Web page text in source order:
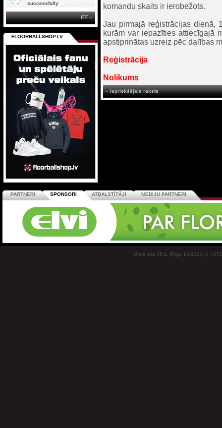
komandu skaits ir ierobežots.
Jau pirmajā reģistrācijas dienā,
kurām var iepazīties attiecīgajā
apstiprinātas uzreiz pēc dalības
Reģistrācija
Nolikums
« Iepriekšējais raksts
successfully
IFF »
FLOORBALLSHOP.LV
PARTNERI SPONSORI ATBALSTĪTĀJI MEDIJU PARTNERI
Miera iela 15-1, Rīga, LV-1001, t: